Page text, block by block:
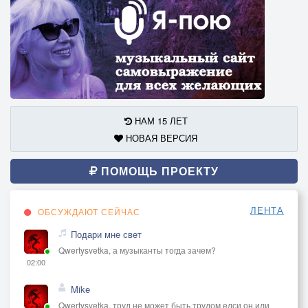
НАМ 15 ЛЕТ
НОВАЯ ВЕРСИЯ
ПОМОЩЬ ПРОЕКТУ
ОБСУЖДАЮТ СЕЙЧАС ЛЕНТА
02:00
Подари мне свет
Qwertysvetka, а музыканты тогда зачем?
Mike
Qwertysvetka, труд не может быть трудом елси он или